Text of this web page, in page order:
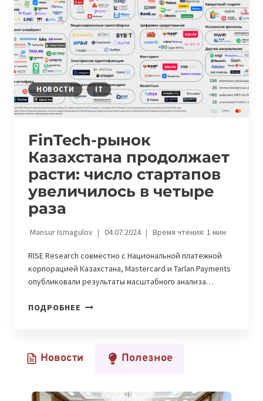
ОСНОВА
СТРАТЕГИЧЕСКИХ
РЕШЕНИЙ
НОВОСТИ IT
FinTech-рынок
Казахстана продолжает
расти: число стартапов
увеличилось в четыре
раза
Mansur Ismagulov 04.07.2024 Время чтения: 1мин
RISE Research совместно с Национальной платежной
корпорацией Казахстана, Mastercard и Tarlan Payments
опубликовали результаты масштабного анализа…
ПОДРОБНЕЕ FINTECH-
РАСТИ:
Новости Полезное